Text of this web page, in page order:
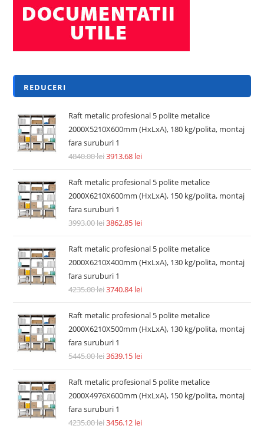
REDUCERI
Raft metalic profesional 5 polite metalice
2000X5210X600mm (HxLxA), 180 kg/polita, montaj
fara suruburi 1
4840.00lei3913.68 lei
Raft metalic profesional 5 polite metalice
2000X6210X600mm (HxLxA), 150 kg/polita, montaj
fara suruburi 1
3993.00lei3862.85 lei
Raft metalic profesional 5 polite metalice
2000X6210X400mm (HxLxA), 130 kg/polita, montaj
fara suruburi 1
4235.00lei3740.84lei
Raft metalic profesional 5 polite metalice
2000X6210X500mm (HxLxA), 130 kg/polita, montaj
fara suruburi 1
5445.00lei3639.15 lei
Raft metalic profesional 5 polite metalice
2000X4976X600mm (HxLxA), 150 kg/polita, montaj
fara suruburi 1
4235.00lei3456.12 lei